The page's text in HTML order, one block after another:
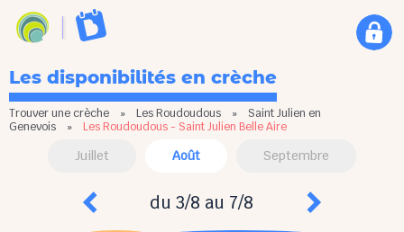
Les disponibilités en crèche
Trouver une crèche » Les Roudoudous » Saint Julien en
Genevois » Les Roudoudous - Saint Julien Belle Aire
Juillet Août Septembre
du 3/8 au 7/8